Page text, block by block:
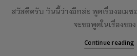
สวัสดีครับ วันนี้ว่างอีกล่ะ พูดเรื่องอเม
จะขอพูดในเรื่องของ
Continue reading